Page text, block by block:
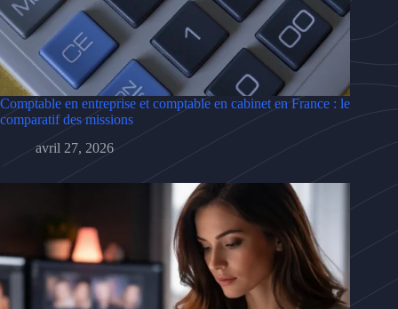
Comptable en entreprise et comptable en cabinet en France : le
comparatif des missions
avril 27, 2026